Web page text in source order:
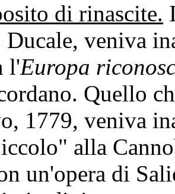
di rinascite.
Ducale, veniva
l'Europa
Quello
1779, veniva
alla
un'opera di